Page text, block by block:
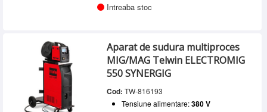
Intreaba stoc
Aparat de sudura multiproces
MIG/MAG Telwin ELECTROMIG
550 SYNERGIG
Cod: TW-816193
Tensiune alimentare:380 V